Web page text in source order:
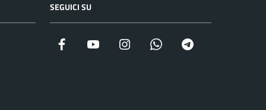
SEGUICI SU
Facebook YouTube Instagram WhatsApp